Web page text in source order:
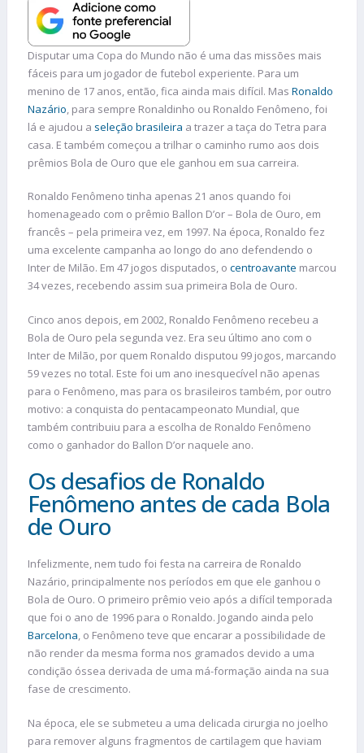
Disputar uma Copa do Mundo não é uma das missões mais
fáceis para um jogador de futebol experiente. Para um
menino de 17 anos, então, fica ainda mais difícil. Mas Ronaldo
Nazário, para sempre Ronaldinho ou Ronaldo Fenômeno, foi
lá e ajudou a seleção brasileira a trazer a taça do Tetra para
casa. E também começou a trilhar o caminho rumo aos dois
prêmios Bola de Ouro que ele ganhou em sua carreira.
Ronaldo Fenômeno tinha apenas 21 anos quando foi
homenageado com o prêmio Ballon D’or – Bola de Ouro, em
francês – pela primeira vez, em 1997. Na época, Ronaldo fez
uma excelente campanha ao longo do ano defendendo o
Inter de Milão. Em 47 jogos disputados, o centroavante marcou
34 vezes, recebendo assim sua primeira Bola de Ouro.
Cinco anos depois, em 2002, Ronaldo Fenômeno recebeu a
Bola de Ouro pela segunda vez. Era seu último ano com o
Inter de Milão, por quem Ronaldo disputou 99 jogos, marcando
59 vezes no total. Este foi um ano inesquecível não apenas
para o Fenômeno, mas para os brasileiros também, por outro
motivo: a conquista do pentacampeonato Mundial, que
também contribuiu para a escolha de Ronaldo Fenômeno
como o ganhador do Ballon D’or naquele ano.
Os desafios de Ronaldo
Fenômeno antes de cada Bola
de Ouro
Infelizmente, nem tudo foi festa na carreira de Ronaldo
Nazário, principalmente nos períodos em que ele ganhou o
Bola de Ouro. O primeiro prêmio veio após a difícil temporada
que foi o ano de 1996 para o Ronaldo. Jogando ainda pelo
Barcelona, o Fenômeno teve que encarar a possibilidade de
não render da mesma forma nos gramados devido a uma
condição óssea derivada de uma má-formação ainda na sua
fase de crescimento.
Na época, ele se submeteu a uma delicada cirurgia no joelho
para remover alguns fragmentos de cartilagem que haviam